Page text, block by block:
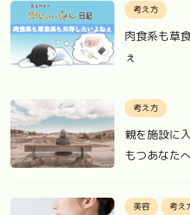
考え方
肉食系も草
ぇ
考え方
親を施設に
もつあなたへ
美容 考え